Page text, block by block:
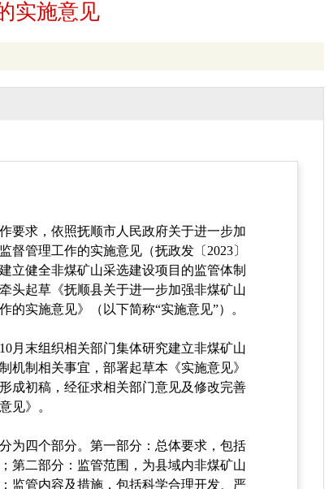
实施意见
要求，依照抚顺市人民政府关于进一步加
督管理工作的实施意见（抚政发〔2023〕
立健全非煤矿山采选建设项目的监管体制
头起草《抚顺县关于进一步加强非煤矿山
的实施意见》（以下简称“实施意见”）。
月末组织相关部门集体研究建立非煤矿山
机制相关事宜，部署起草本《实施意见》
成初稿，经征求相关部门意见及修改完善
见》。
为四个部分。第一部分：总体要求，包括
第二部分：监管范围，为县域内非煤矿山
监管内容及措施，包括科学合理开发、严